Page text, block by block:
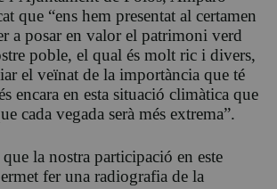
que “ens hem presentat al certamen
a posar en valor el patrimoni verd
poble, el qual és molt ric i divers,
el veïnat de la importància que té
encara en esta situació climàtica que
cada vegada serà més extrema”.
la nostra participació en este
fer una radiografia de la